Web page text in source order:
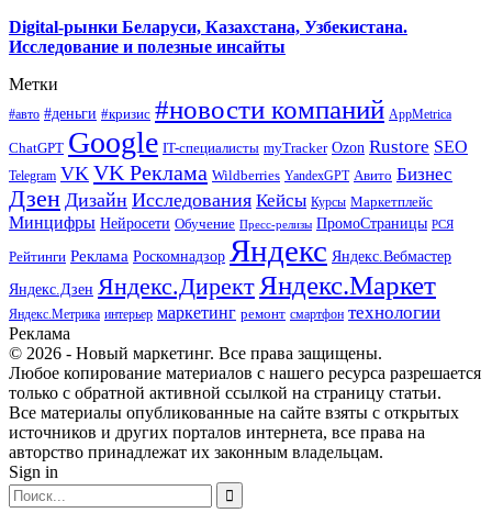
Digital-рынки Беларуси, Казахстана, Узбекистана.
Исследование и полезные инсайты
Метки
#авто #деньги #кризис #новости компаний AppMetrica
ChatGPT Google IT-специалисты myTracker Ozon Rustore SEO
Telegram VK VK Реклама Wildberries YandexGPT Авито Бизнес
Дзен Дизайн Исследования Кейсы Курсы Маркетплейс
Минцифры Нейросети Обучение Пресс-релизы ПромоСтраницы РСЯ
Рейтинги Реклама Роскомнадзор Яндекс Яндекс.Вебмастер
Яндекс.Дзен Яндекс.ДиректЯндекс.Маркет
Яндекс.Метрика интерьер маркетинг ремонт смартфон технологии
Реклама
© 2026 - Новый маркетинг. Все права защищены.
Любое копирование материалов с нашего ресурса разрешается
только с обратной активной ссылкой на страницу статьи.
Все материалы опубликованные на сайте взяты с открытых
источников и других порталов интернета, все права на
авторство принадлежат их законным владельцам.
Sign in